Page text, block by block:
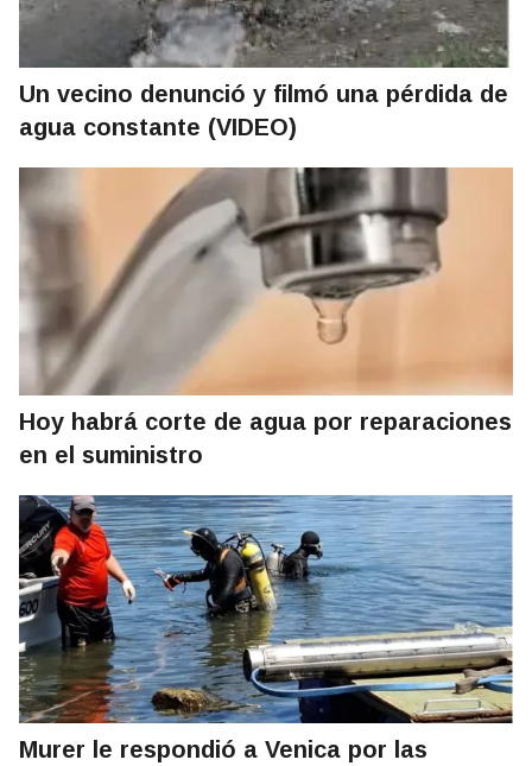
Un vecino denunció y filmó una pérdida de
agua constante (VIDEO)
Hoy habrá corte de agua por reparaciones
en el suministro
Murer le respondió a Venica por las